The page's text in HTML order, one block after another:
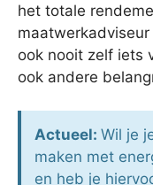
het totale
ook nooit zelf iets
ook andere
Actueel: Wil je
maken met
en heb je